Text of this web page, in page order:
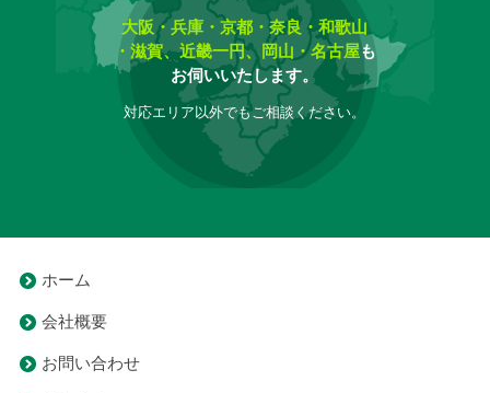
大阪・兵庫・京都・奈良・和歌山
・滋賀、近畿一円、岡山・名古屋も
お伺いいたします。
対応エリア以外でもご相談ください。
ホーム
会社概要
お問い合わせ